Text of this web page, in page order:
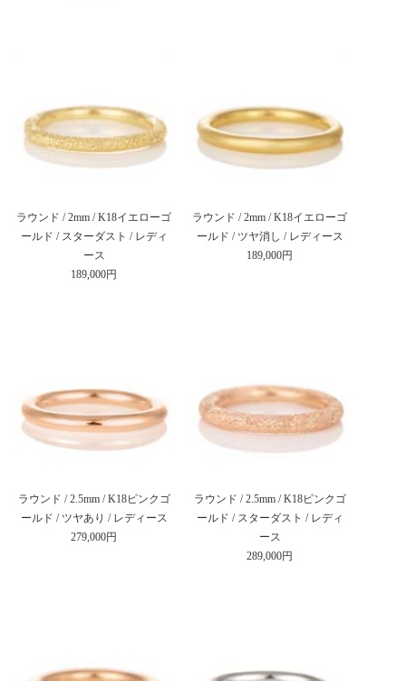
ラウンド / 2mm / K18イエローゴ
ールド / スターダスト / レディ
ース
189,000円
ラウンド / 2mm / K18イエローゴ
ールド / ツヤ消し / レディース
189,000円
ラウンド / 2.5mm / K18ピンクゴ
ールド / ツヤあり / レディース
279,000円
ラウンド / 2.5mm / K18ピンクゴ
ールド / スターダスト / レディ
ース
289,000円